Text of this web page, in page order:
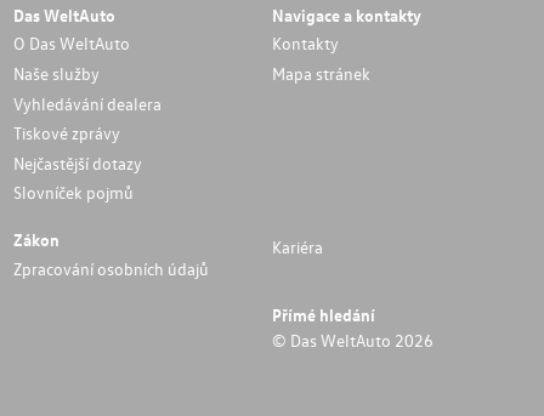
Das WeltAuto
O Das WeltAuto
Naše služby
Vyhledávání dealera
Tiskové zprávy
Nejčastější dotazy
Slovníček pojmů
Navigace a kontakty
Kontakty
Mapa stránek
Zákon
Zpracování osobních údajů
Kariéra
Přímé hledání
© Das WeltAuto 2026